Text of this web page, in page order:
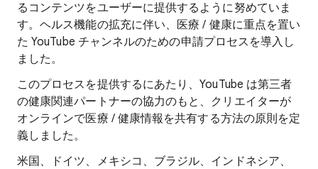
るコンテンツをユーザーに提供するように努めていま
す。ヘルス機能の拡充に伴い、医療 / 健康に重点を置い
た YouTube チャンネルのための申請プロセスを導入し
ました。
このプロセスを提供するにあたり、YouTube は第三者
の健康関連パートナーの協力のもと、クリエイターが
オンラインで医療 / 健康情報を共有する方法の原則を定
義しました。
米国、ドイツ、メキシコ、ブラジル、インドネシア、